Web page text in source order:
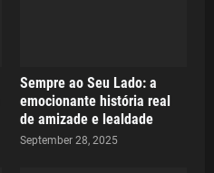
Sempre ao Seu Lado: a
emocionante história real
de amizade e lealdade
September 28, 2025